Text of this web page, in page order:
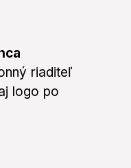
riaditeľ
logo po